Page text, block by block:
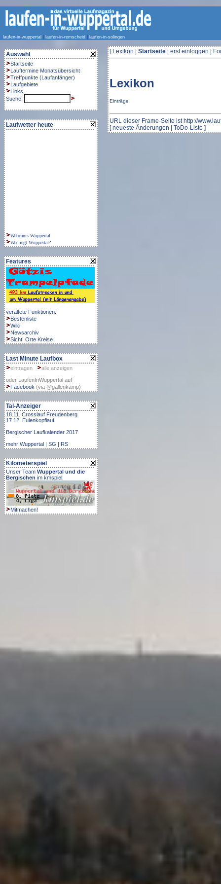
laufen-in-wuppertal laufen-in-remscheid laufen-in-solingen
Auswahl
Startseite
Lauftermine Monatsübersicht
Treffpunkte (Laufanfänger)
Laufgebiete
Links
Suche:
Laufwetter heute
Webcams Wuppertal
Wo liegt Wuppertal?
Features
veraltete Funktionen:
Bestenliste
Wiki
Newsarchiv
Sicht: Orte Kreise
Last Minute Laufbox
eintragen
alle anzeigen
oder LaufenInWuppertal auf
Facebook (via @gallenkamp)
Tal-Anzeiger
18.11. Crosslauf Freudenberg
17.12. Eulenkopflauf
Bergischer Laufkalender 2017
mehr Wuppertal | SG | RS
Kilometerspiel
Unser Team Wuppertal und die
Bergischen im kmspiel:
Mitmachen!
[ Lexikon Startseite | ersteinloggen
Lexikon
Einträge
URL dieser Frame-Seite ist http://
[neueste Änderungen ToDo-Liste ]